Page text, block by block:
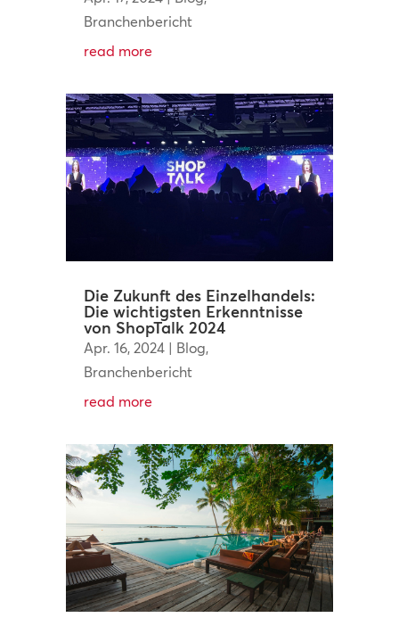
Branchenbericht
read more
Die Zukunft des Einzelhandels:
Die wichtigsten Erkenntnisse
von ShopTalk 2024
Apr. 16, 2024| Blog,
Branchenbericht
read more